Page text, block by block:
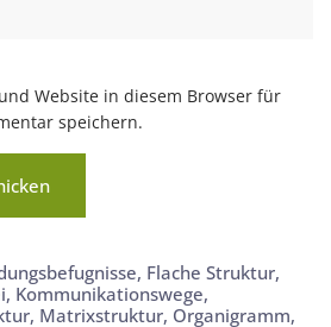
Website in diesem Browser für
speichern.
, Flache Struktur,
, Kommunikationswege,
, Matrixstruktur, Organigramm,